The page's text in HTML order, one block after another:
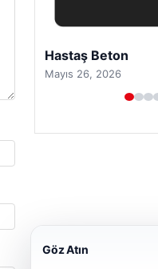
Prenses Night Club
Nisan 29, 2026
Göz Atın